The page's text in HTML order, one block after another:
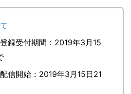
録受付期間：2019年3月15
信開始：2019年3月15日21